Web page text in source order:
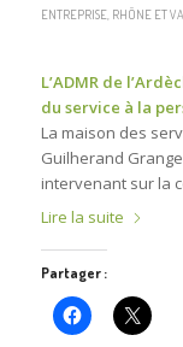
ENTREPRISE, RHÔNE ET
L’ADMR de
du service à la
La maison des
Guilherand
intervenant sur la
Lire la suite
Partager :